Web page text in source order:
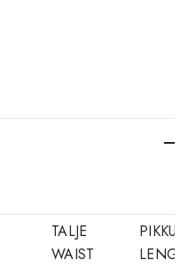
TALJE
WAIST
PIKKUS